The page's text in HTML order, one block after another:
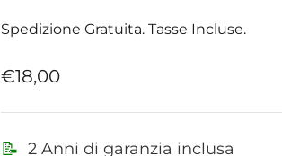
Spedizione Gratuita. Tasse Incluse.
Prezzo scontato
€18,00
📝 2 Anni di garanzia inclusa